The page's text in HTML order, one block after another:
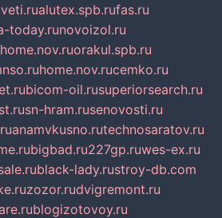
alutex.spb.rufas.ru
today.runovoizol.ru
orakul.spb.ru
home.nov.rucemko.ru
bicom-oil.rusuperiorsearch.ru
sn-hram.rusenovosti.ru
anamvkusno.rutechnosaratov.ru
bigbad.ru227gp.ruwes-ex.ru
black-lady.rustroy-db.com
zozor.rudvigremont.ru
blogizotovoy.ru